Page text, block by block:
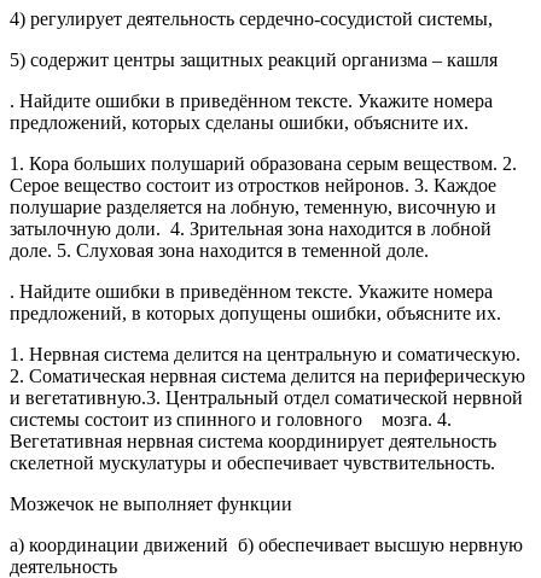
4) регулирует деятельность сердечно-сосудистой системы,
5) содержит центры защитных реакций организма – кашля
. Найдите ошибки в приведённом тексте. Укажите номера
предложений, которых сделаны ошибки, объясните их.
1. Кора больших полушарий образована серым веществом. 2.
Серое вещество состоит из отростков нейронов. 3. Каждое
полушарие разделяется на лобную, теменную, височную и
затылочную доли. 4. Зрительная зона находится в лобной
доле. 5. Слуховая зона находится в теменной доле.
. Найдите ошибки в приведённом тексте. Укажите номера
предложений, в которых допущены ошибки, объясните их.
1. Нервная система делится на центральную и соматическую.
2. Соматическая нервная система делится на периферическую
и вегетативную.3. Центральный отдел соматической нервной
системы состоит из спинного и головного мозга. 4.
Вегетативная нервная система координирует деятельность
скелетной мускулатуры и обеспечивает чувствительность.
Мозжечок не выполняет функции
а) координации движений б) обеспечивает высшую нервную
деятельность